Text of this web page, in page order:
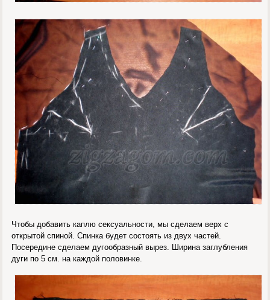
Чтобы добавить каплю сексуальности, мы сделаем верх с
открытой спиной. Спинка будет состоять из двух частей.
Посередине сделаем дугообразный вырез. Ширина заглубления
дуги по 5 см. на каждой половинке.